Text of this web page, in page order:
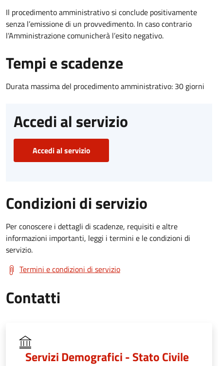
Il procedimento amministrativo si conclude positivamente
senza l’emissione di un provvedimento. In caso contrario
l’Amministrazione comunicherà l’esito negativo.
Tempi e scadenze
Durata massima del procedimento amministrativo: 30 giorni
Accedi al servizio
Accedi al servizio
Condizioni di servizio
Per conoscere i dettagli di scadenze, requisiti e altre
informazioni importanti, leggi i termini e le condizioni di
servizio.
Termini e condizioni di servizio
Contatti
Servizi Demografici - Stato Civile